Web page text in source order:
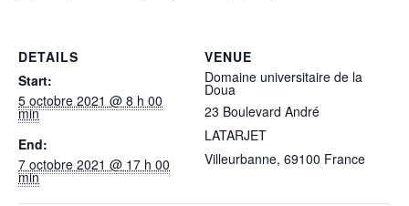
DETAILS
Start:
5 octobre 2021 @ 8 h 00
min
End:
7 octobre 2021 @ 17 h 00
min
VENUE
Domaine universitaire de la
Doua
23 Boulevard André
LATARJET
Villeurbanne, 69100 France